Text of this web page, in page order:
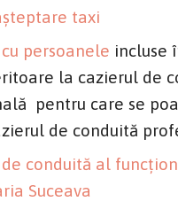
taxi
persoanele incluse
la cazierul de
pentru care se
de conduită
de conduită al
Suceava